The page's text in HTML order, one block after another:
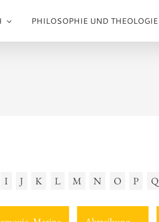
PHILOSOPHIE UND THEOLOGIE
I J K L M N O P Q